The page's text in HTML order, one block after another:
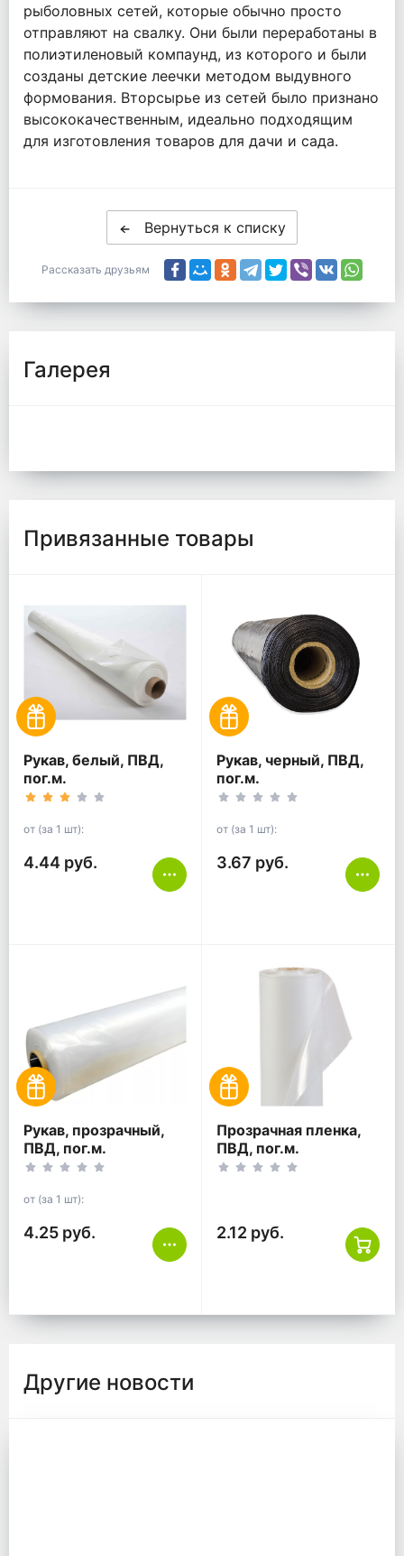
рыболовных сетей, которые обычно просто
отправляют на свалку. Они были переработаны в
полиэтиленовый компаунд, из которого и были
созданы детские леечки методом выдувного
формования. Вторсырье из сетей было признано
высококачественным, идеально подходящим
для изготовления товаров для дачи и сада.
Вернуться к списку
Рассказать друзьям
Галерея
Привязанные товары
Рукав, белый, ПВД,
пог.м.
от (за 1 шт):
4.44 руб.
Рукав, черный, ПВД,
пог.м.
от (за 1 шт):
3.67 руб.
Рукав, прозрачный,
ПВД, пог.м.
от (за 1 шт):
4.25 руб.
Прозрачная пленка,
ПВД, пог.м.
2.12 руб.
Другие новости